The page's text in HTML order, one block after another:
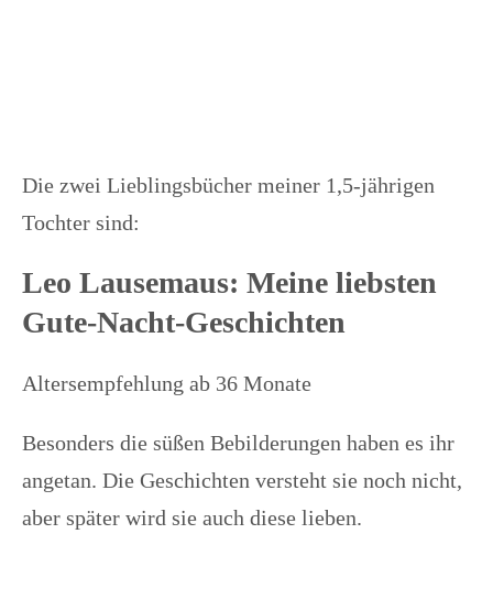
Die zwei Lieblingsbücher meiner 1,5-jährigen
Tochter sind:
Leo Lausemaus: Meine liebsten
Gute-Nacht-Geschichten
Altersempfehlung ab 36 Monate
Besonders die süßen Bebilderungen haben es ihr
angetan. Die Geschichten versteht sie noch nicht,
aber später wird sie auch diese lieben.